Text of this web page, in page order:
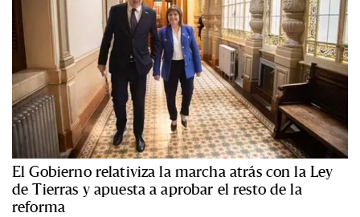
El Gobierno relativiza la marcha atrás con la Ley
de Tierras y apuesta a aprobar el resto de la
reforma